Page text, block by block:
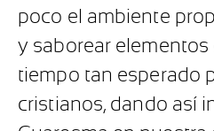
poco el ambiente
y saborear elementos
tiempo tan esperado
cristianos, dando así